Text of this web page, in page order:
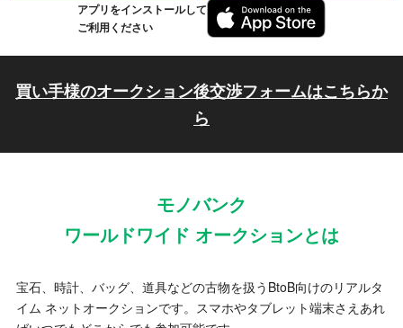
アプリをインストールして
ご利用ください
買い手様のオークション後交渉フォームはこちらか
ら
モノバンク
ワールドワイド オークションとは
宝石、時計、バッグ、道具などの古物を扱うBtoB向けのリアルタ
イム ネットオークションです。スマホやタブレット端末さえあれ